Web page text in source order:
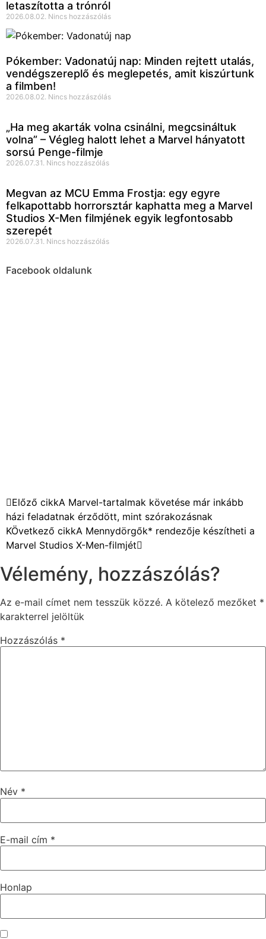
letaszította a trónról
2026.08.02. Nincs hozzászólás
Pókember: Vadonatúj nap: Minden rejtett utalás,
vendégszereplő és meglepetés, amit kiszúrtunk
a filmben!
2026.08.02. Nincs hozzászólás
„Ha meg akarták volna csinálni, megcsináltuk
volna” – Végleg halott lehet a Marvel hányatott
sorsú Penge-filmje
2026.07.31. Nincs hozzászólás
Megvan az MCU Emma Frostja: egy egyre
felkapottabb horrorsztár kaphatta meg a Marvel
Studios X-Men filmjének egyik legfontosabb
szerepét
2026.07.31. Nincs hozzászólás
Facebook oldalunk
Előző cikkA Marvel-tartalmak követése már inkább
házi feladatnak érződött, mint szórakozásnak
KÖvetkező cikkA Mennydörgők* rendezője készítheti a
Marvel Studios X-Men-filmjét
Vélemény, hozzászólás?
Az e-mail címet nem tesszük közzé. A kötelező mezőket *
karakterrel jelöltük
Hozzászólás *
Név *
E-mail cím *
Honlap